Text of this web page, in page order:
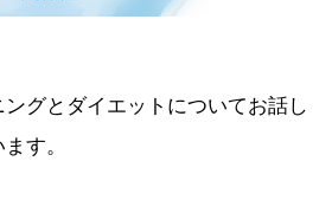
グとダイエットについてお話し
す。